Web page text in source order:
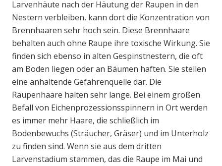
Larvenhäute nach der Häutung der Raupen in den
Nestern verbleiben, kann dort die Konzentration von
Brennhaaren sehr hoch sein. Diese Brennhaare
behalten auch ohne Raupe ihre toxische Wirkung. Sie
finden sich ebenso in alten Gespinstnestern, die oft
am Boden liegen oder an Bäumen haften. Sie stellen
eine anhaltende Gefahrenquelle dar. Die
Raupenhaare halten sehr lange. Bei einem großen
Befall von Eichenprozessionsspinnern in Ort werden
es immer mehr Haare, die schließlich im
Bodenbewuchs (Sträucher, Gräser) und im Unterholz
zu finden sind. Wenn sie aus dem dritten
Larvenstadium stammen, das die Raupe im Mai und